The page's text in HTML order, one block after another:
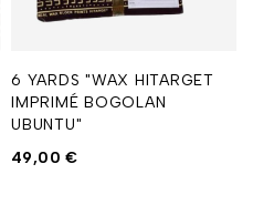
6 YARDS "WAX HITARGET
IMPRIMÉ BOGOLAN
UBUNTU"
49,00€